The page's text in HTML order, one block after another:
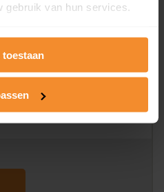
gebruik van hun services.
toestaan
het perceel en
de kadastrale erfgrenzen,